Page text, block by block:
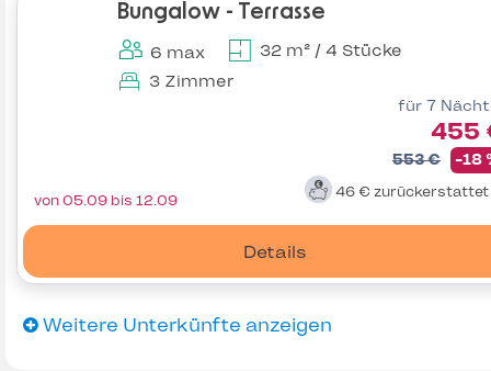
Bungalow - Terrasse
6 max
32 m² / 4 Stücke
3 Zimmer
für 7
455
553 € -18
46 € zurückerstattet
Details
von 05.09 bis 12.09
Weitere Unterkünfte anzeigen